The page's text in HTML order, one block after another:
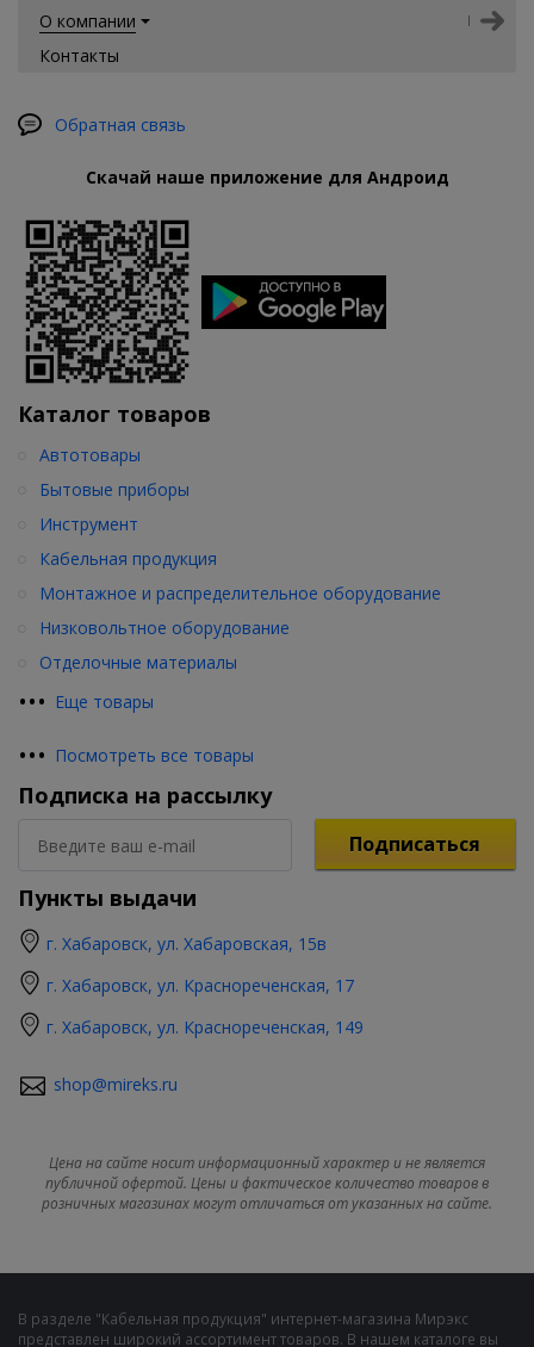
О компании
Контакты
Обратная связь
Скачай наше приложение для Андроид
Каталог товаров
••• Еще товары
Автотовары
Бытовые приборы
Инструмент
Кабельная продукция
Монтажное и распределительное оборудование
Низковольтное оборудование
Отделочные материалы
••• Посмотреть все товары
Подписка на рассылку
Подписаться
Пункты выдачи
г. Хабаровск, ул. Хабаровская, 15в
г. Хабаровск, ул. Краснореченская, 17
г. Хабаровск, ул. Краснореченская, 149
shop@mireks.ru
Цена на сайте носит информационный характер и не является
публичной офертой. Цены и фактическое количество товаров в
розничных магазинах могут отличаться от указанных на сайте.
В разделе "Кабельная продукция" интернет-магазина Мирэкс
представлен широкий ассортимент товаров. В нашем каталоге вы